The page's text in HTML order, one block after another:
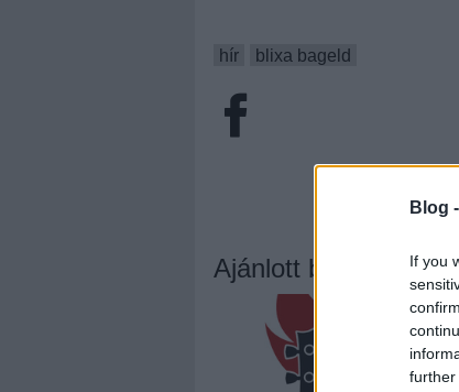
Blog -
If you
further
hír blixa bageld
Ajánlott bejegyzések: